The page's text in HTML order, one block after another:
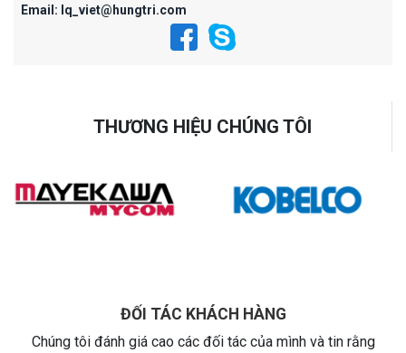
Email: lq_viet@hungtri.com
THƯƠNG HIỆU CHÚNG TÔI
ĐỐI TÁC KHÁCH HÀNG
Chúng tôi đánh giá cao các đối tác của mình và tin rằng